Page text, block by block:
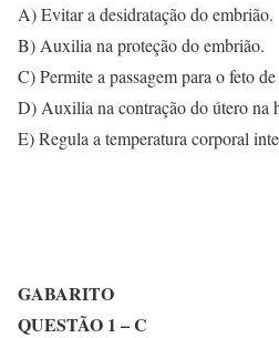
A) Evitar a desidratação do embrião.
B) Auxilia na proteção do embrião.
C) Permite a passagem para o feto
D) Auxilia na contração do útero na
E) Regula a temperatura corporal
GABARITO
QUESTÃO 1 – C